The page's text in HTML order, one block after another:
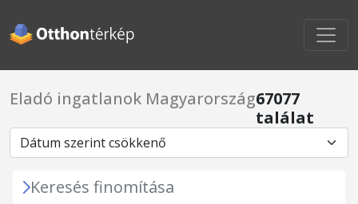
Eladó ingatlanok Magyarország67077
találat
Keresés finomítása